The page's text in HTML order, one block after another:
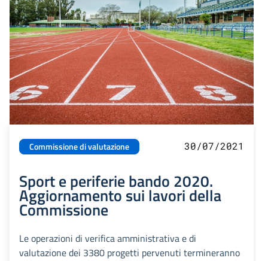
Commissione di valutazione 30/07/2021
Sport e periferie bando 2020.
Aggiornamento sui lavori della
Commissione
Le operazioni di verifica amministrativa e di
valutazione dei 3380 progetti pervenuti termineranno